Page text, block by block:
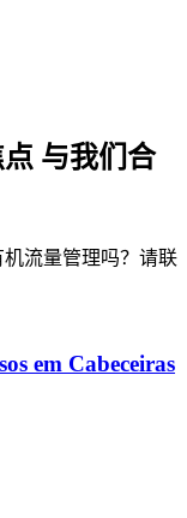
与我们合
流量管理吗？请联
em Cabeceiras